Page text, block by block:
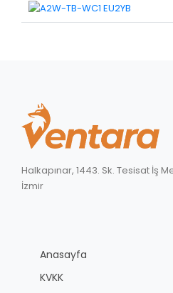
Halkapınar, 1443. Sk. Tesisat İş
İzmir
Anasayfa
KVKK